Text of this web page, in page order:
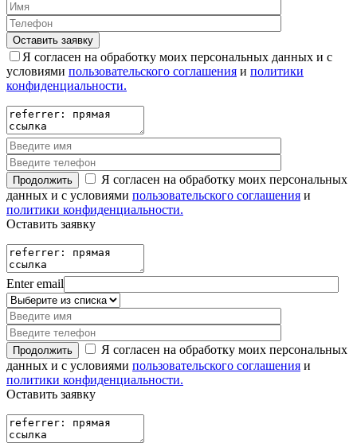
Я согласен на обработку моих персональных данных и с
условиями пользовательского соглашения и политики
конфиденциальности.
Я согласен на обработку моих персональных
данных и с условиями пользовательского соглашения и
политики конфиденциальности.
Оставить заявку
Enter email
Я согласен на обработку моих персональных
данных и с условиями пользовательского соглашения и
политики конфиденциальности.
Оставить заявку